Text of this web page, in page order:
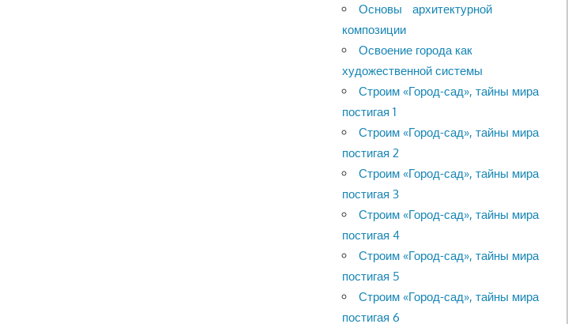
Основы архитектурной
композиции
Освоение города как
художественной системы
Строим «Город-сад», тайны мира
постигая 1
Строим «Город-сад», тайны мира
постигая 2
Строим «Город-сад», тайны мира
постигая 3
Строим «Город-сад», тайны мира
постигая 4
Строим «Город-сад», тайны мира
постигая 5
Строим «Город-сад», тайны мира
постигая 6